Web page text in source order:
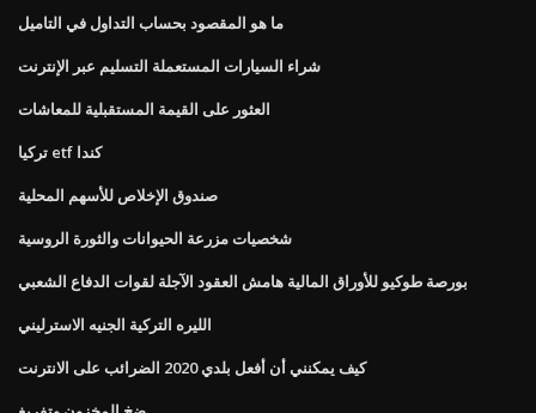
ما هو المقصود بحساب التداول في التاميل
شراء السيارات المستعملة التسليم عبر الإنترنت
العثور على القيمة المستقبلية للمعاشات
تركيا etf كندا
صندوق الإخلاص للأسهم المحلية
شخصيات مزرعة الحيوانات والثورة الروسية
بورصة طوكيو للأوراق المالية هامش العقود الآجلة لقوات الدفاع الشعبي
الليره التركية الجنيه الاسترليني
كيف يمكنني أن أفعل بلدي 2020 الضرائب على الانترنت